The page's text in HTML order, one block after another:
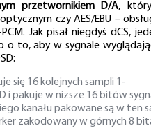
przetwornikiem D/A,
czy AES/EBU –
Jak pisał niegdyś dCS,
o to, aby w sygnale
się 16 kolejnych sampli 1-
i pakuje w niższe 16 bitów
kanału pakowane są w ten
zakodowany w górnych 8